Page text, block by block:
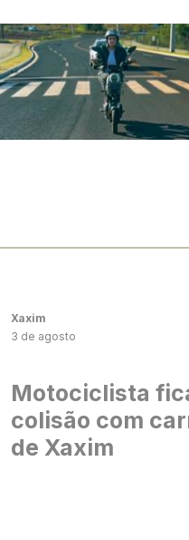
Xaxim
3 de agosto
Motociclista
colisão com
de Xaxim